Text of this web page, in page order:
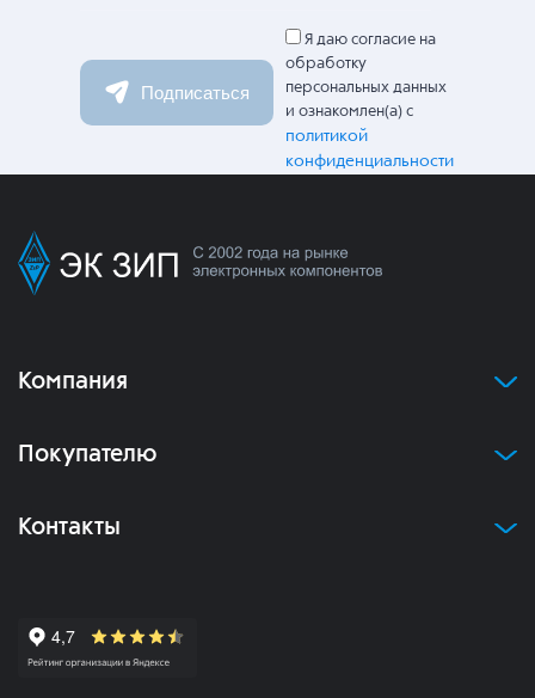
Подписаться
Я даю согласие на
обработку
персональных данных
и ознакомлен(а) с
политикой
конфиденциальности
Компания
Покупателю
Контакты